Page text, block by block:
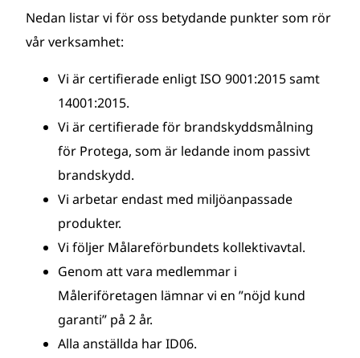
Nedan listar vi för oss betydande punkter som rör
vår verksamhet:
Vi är certifierade enligt ISO 9001:2015 samt
14001:2015.
Vi är certifierade för brandskyddsmålning
för Protega, som är ledande inom passivt
brandskydd.
Vi arbetar endast med miljöanpassade
produkter.
Vi följer Målareförbundets kollektivavtal.
Genom att vara medlemmar i
Måleriföretagen lämnar vi en ”nöjd kund
garanti” på 2 år.
Alla anställda har ID06.